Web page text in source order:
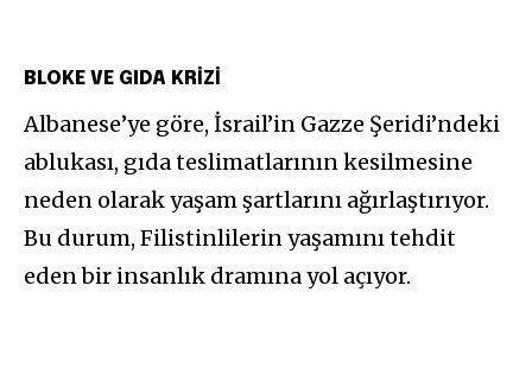
BLOKE VE GIDA KRİZİ
Albanese’ye göre, İsrail’in Gazze Şeridi’ndeki
ablukası, gıda teslimatlarının kesilmesine
neden olarak yaşam şartlarını ağırlaştırıyor.
Bu durum, Filistinlilerin yaşamını tehdit
eden bir insanlık dramına yol açıyor.